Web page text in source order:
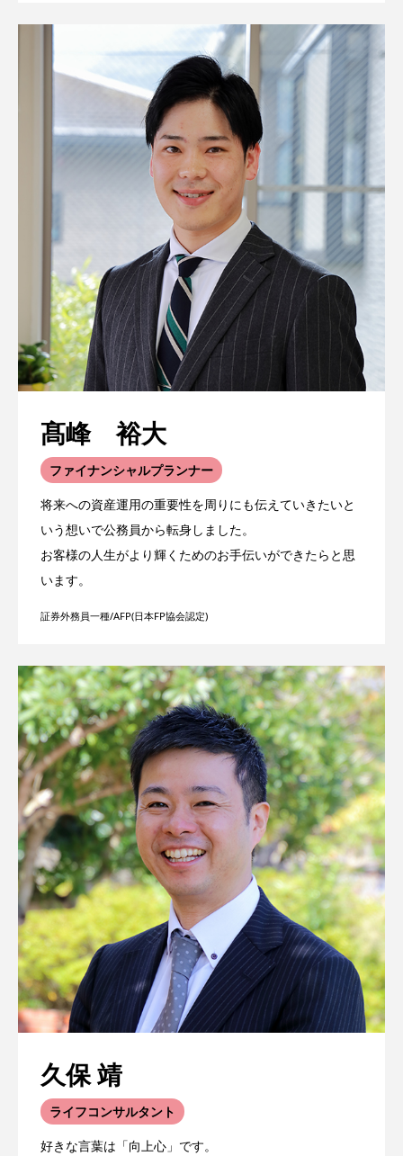
髙峰 裕大
ファイナンシャルプランナー
将来への資産運用の重要性を周りにも伝えていきたいと
いう想いで公務員から転身しました。
お客様の人生がより輝くためのお手伝いができたらと思
います。
証券外務員一種/AFP(日本FP協会認定)
久保 靖
ライフコンサルタント
好きな言葉は「向上心」です。